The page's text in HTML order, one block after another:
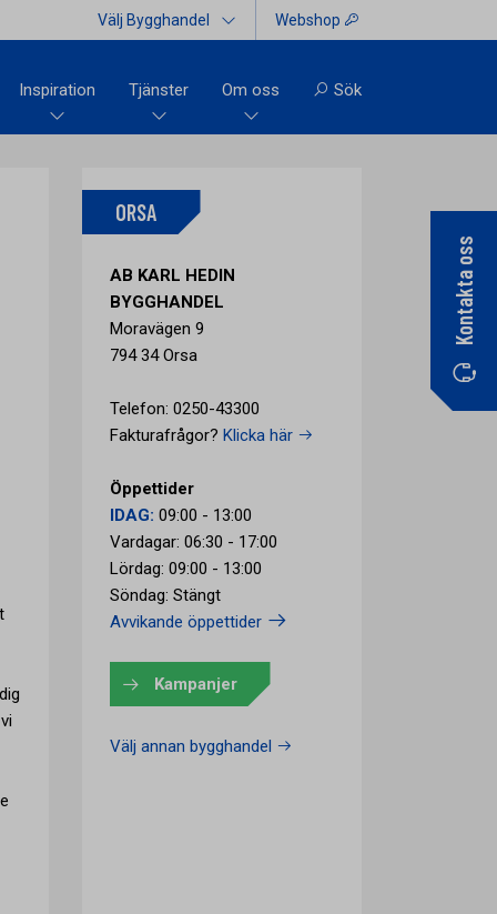
Välj Bygghandel Webshop
Inspiration Tjänster Om oss Sök
Kontakta oss
ORSA
AB KARL HEDIN
BYGGHANDEL
Moravägen 9
794 34 Orsa
Telefon: 0250-43300
Fakturafrågor? Klicka här
Öppettider
IDAG: 09:00 - 13:00
Vardagar: 06:30 - 17:00
Lördag: 09:00 - 13:00
Söndag: Stängt
Avvikande öppettider
Kampanjer
Välj annan bygghandel